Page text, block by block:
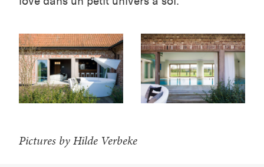
Pictures by Hilde Verbeke